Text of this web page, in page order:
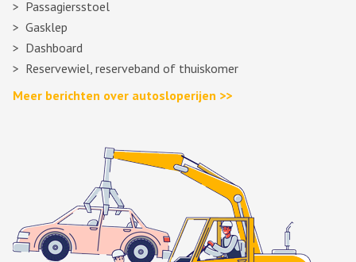
Passagiersstoel
Gasklep
Dashboard
Reservewiel, reserveband of thuiskomer
Meer berichten over autosloperijen >>